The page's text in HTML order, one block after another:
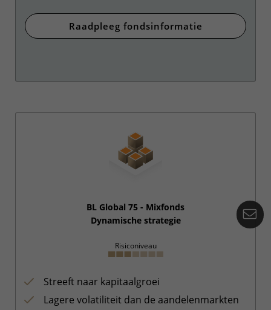
Raadpleeg fondsinformatie
BL Global 75 - Mixfonds
Dynamische strategie
Risiconiveau
Streeft naar kapitaalgroei
Lagere volatiliteit dan de aandelenmarkten